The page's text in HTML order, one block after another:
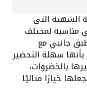
الشهية التي
مناسبة لمختلف
جانبي مع
سهلة التحضير
بالخضروات،
خيارًا مثاليًا